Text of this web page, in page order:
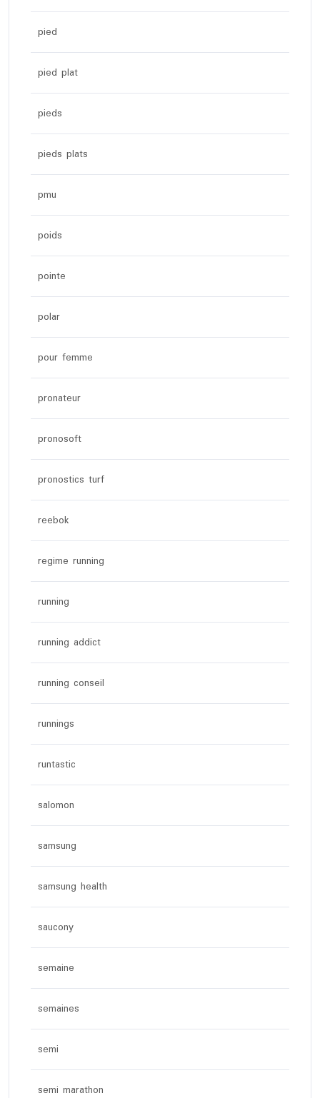
pied
pied plat
pieds
pieds plats
pmu
poids
pointe
polar
pour femme
pronateur
pronosoft
pronostics turf
reebok
regime running
running
running addict
running conseil
runnings
runtastic
salomon
samsung
samsung health
saucony
semaine
semaines
semi
semi marathon